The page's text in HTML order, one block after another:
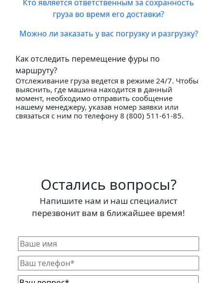
Кто является ответственным за сохранность
груза во время его доставки?
Можно ли заказать у вас погрузку и разгрузку?
Как отследить перемещение фуры по
маршруту?
Отслеживание груза ведется в режиме 24/7. Чтобы
выяснить, где машина находится в данный
момент, необходимо отправить сообщение
нашему менеджеру, указав номер заявки или
связаться с ним по телефону 8 (800) 511-61-85.
Остались вопросы?
Напишите нам и наш специалист
перезвонит вам в ближайшее время!